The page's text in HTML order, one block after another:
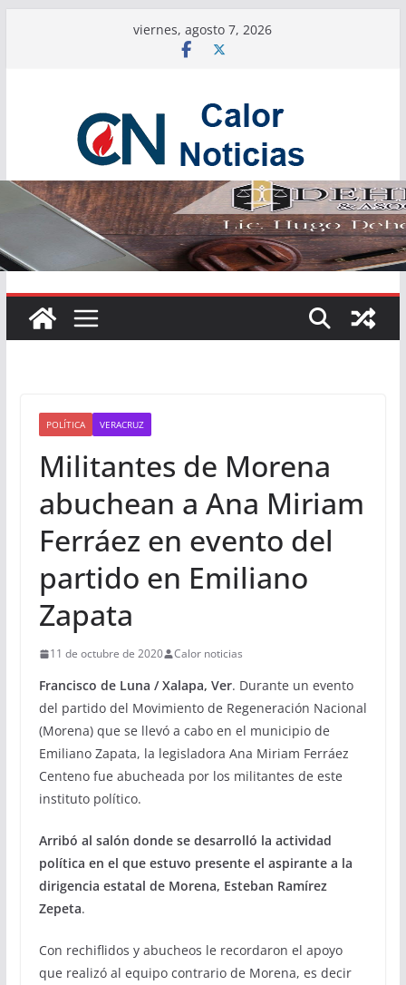
viernes, agosto 7, 2026
POLÍTICA VERACRUZ
Militantes de Morena
abuchean a Ana Miriam
Ferráez en evento del
partido en Emiliano
Zapata
11 de octubre de 2020 Calor noticias
Francisco de Luna / Xalapa, Ver. Durante un evento
del partido del Movimiento de Regeneración Nacional
(Morena) que se llevó a cabo en el municipio de
Emiliano Zapata, la legisladora Ana Miriam Ferráez
Centeno fue abucheada por los militantes de este
instituto político.
Arribó al salón donde se desarrolló la actividad
política en el que estuvo presente el aspirante a la
dirigencia estatal de Morena, Esteban Ramírez
Zepeta.
Con rechiflidos y abucheos le recordaron el apoyo
que realizó al equipo contrario de Morena, es decir